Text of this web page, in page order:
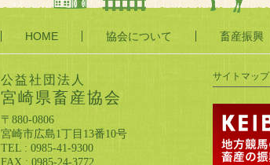
HOME 協会について 畜産振興
公益社団法人
宮崎県畜産協会
〒880-0806
宮崎市広島1丁目13番10号
TEL : 0985-41-9300
FAX : 0985-24-3772
サイトマップ